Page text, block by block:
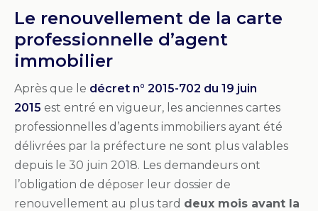
Le renouvellement de la carte
professionnelle d’agent
immobilier
Après que le décret n° 2015-702 du 19 juin
2015 est entré en vigueur, les anciennes cartes
professionnelles d’agents immobiliers ayant été
délivrées par la préfecture ne sont plus valables
depuis le 30 juin 2018. Les demandeurs ont
l’obligation de déposer leur dossier de
renouvellement au plus tard deux mois avant la